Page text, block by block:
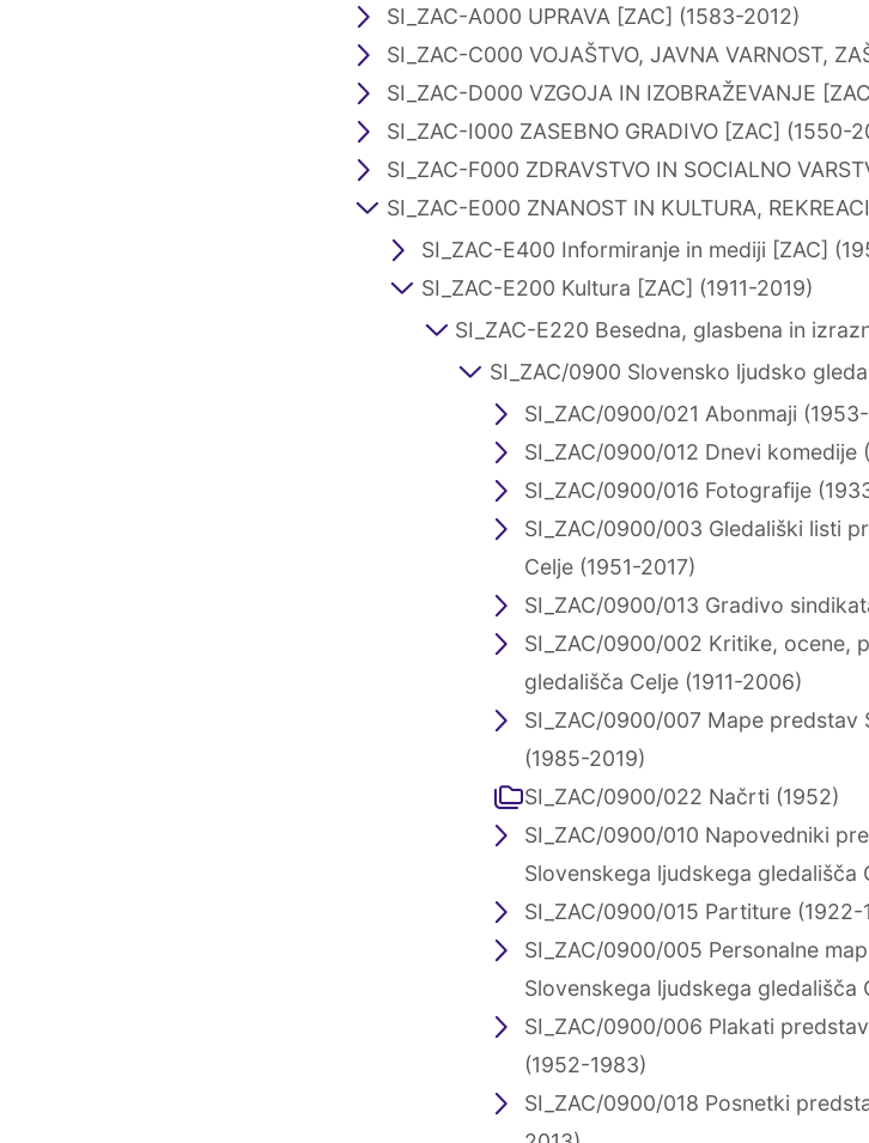
SI_ZAC-A000 UPRAVA [ZAC] (1583-2012)
SI_ZAC-C000 VOJAŠTVO, JAVNA VARNOST,
SI_ZAC-D000 VZGOJA IN IZOBRAŽEVANJE
SI_ZAC-I000 ZASEBNO GRADIVO [ZAC] (1550-
SI_ZAC-F000 ZDRAVSTVO IN SOCIALNO
SI_ZAC-E000 ZNANOST IN KULTURA,
SI_ZAC-E400 Informiranje in mediji [ZAC]
SI_ZAC-E200 Kultura [ZAC] (1911-2019)
SI_ZAC-E220 Besedna, glasbena in
SI_ZAC/0900 Slovensko ljudsko
SI_ZAC/0900/021 Abonmaji
SI_ZAC/0900/012 Dnevi komedije
SI_ZAC/0900/016 Fotografije
SI_ZAC/0900/003 Gledališki listi
Celje (1951-2017)
SI_ZAC/0900/013 Gradivo
SI_ZAC/0900/002 Kritike, ocene,
gledališča Celje (1911-2006)
SI_ZAC/0900/007 Mape predstav
(1985-2019)
SI_ZAC/0900/022 Načrti (1952)
SI_ZAC/0900/010 Napovedniki
Slovenskega ljudskega gledališča
SI_ZAC/0900/015 Partiture (1922-
SI_ZAC/0900/005 Personalne
Slovenskega ljudskega gledališča
SI_ZAC/0900/006 Plakati
(1952-1983)
SI_ZAC/0900/018 Posnetki